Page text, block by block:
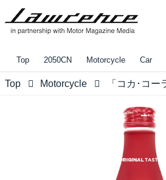
Top 2050CN Motorcycle Car
Top Motorcycle